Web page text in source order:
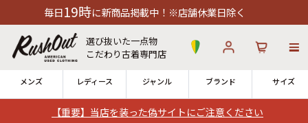
【重要】当店を装った偽サイトにご注意ください
に新商品掲載中！※店舗休業日除く
選び抜いた一点物
こだわり古着専門店
メンズ レディース ジャンル ブランド サイズ